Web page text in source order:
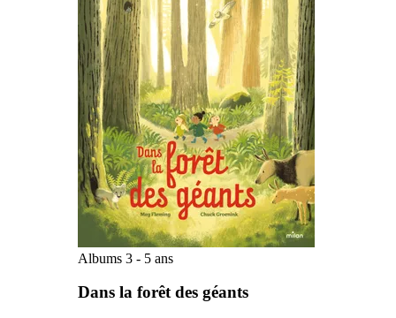
Albums 3 - 5 ans
Dans la forêt des géants